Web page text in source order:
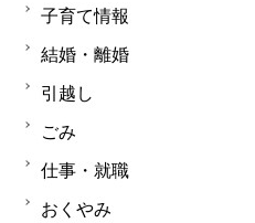
子育て情報
結婚・離婚
引越し
ごみ
仕事・就職
おくやみ